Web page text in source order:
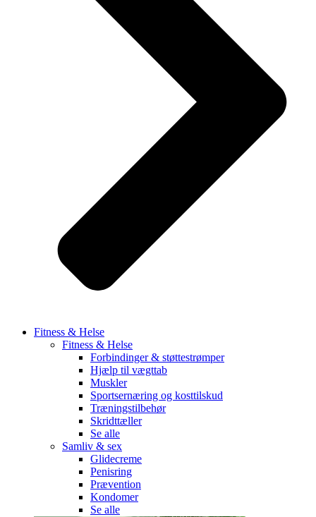
Fitness & Helse
Fitness & Helse
Forbindinger & støttestrømper
Hjælp til vægttab
Muskler
Sportsernæring og kosttilskud
Træningstilbehør
Skridttæller
Se alle
Samliv & sex
Glidecreme
Penisring
Prævention
Kondomer
Se alle